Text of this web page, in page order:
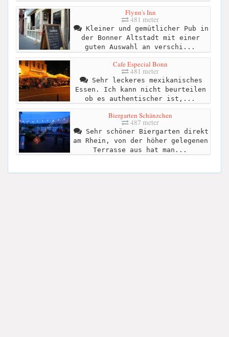
Flynn's Inn
481 meter
Kleiner und gemütlicher Pub in
der Bonner Altstadt mit einer
guten Auswahl an verschi...
Cafe Especial Bonn
481 meter
Sehr leckeres mexikanisches
Essen. Ich kann nicht beurteilen
ob es authentischer ist,...
Biergarten Schänzchen
487 meter
Sehr schöner Biergarten direkt
am Rhein, von der höher gelegenen
Terrasse aus hat man...